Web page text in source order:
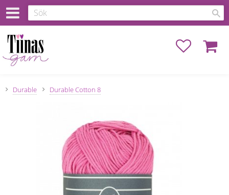
Favoriter
Durable Durable Cotton 8